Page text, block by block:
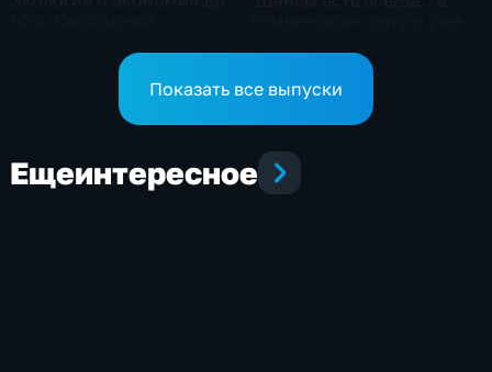
газомоторное топливо
продолжаются поиски
пропавшего грибника
Показать все выпуски
Ещеинтересное